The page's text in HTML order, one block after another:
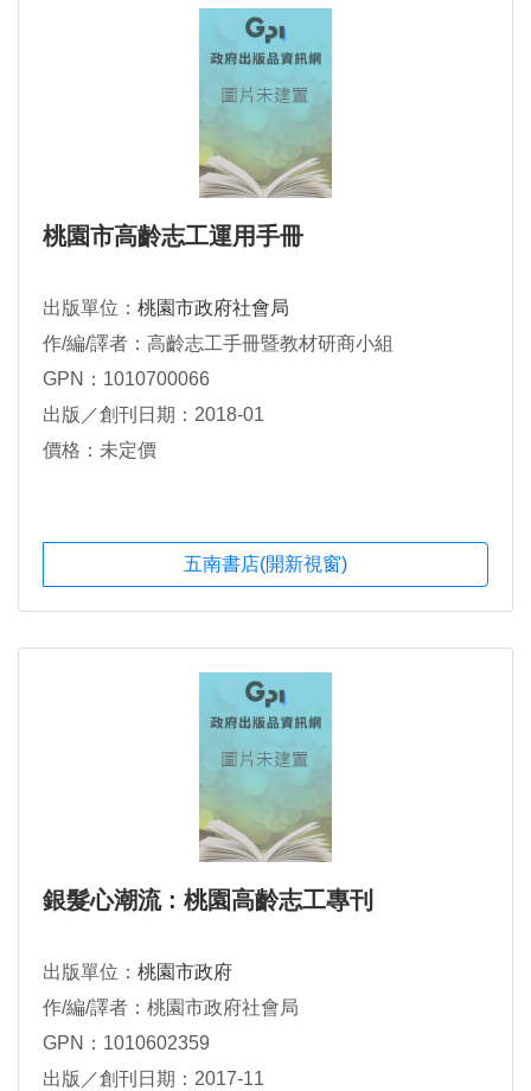
桃園市高齡志工運用手冊
出版單位： 桃園市政府社會局
作/編/譯者：高齡志工手冊暨教材研商小組
GPN：1010700066
出版／創刊日期：2018-01
價格：未定價
五南書店(開新視窗)
銀髮心潮流 : 桃園高齡志工專刊
出版單位： 桃園市政府
作/編/譯者：桃園市政府社會局
GPN：1010602359
出版／創刊日期：2017-11